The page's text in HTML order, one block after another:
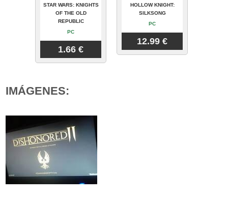
STAR WARS: KNIGHTS
OF THE OLD
REPUBLIC
PC
1.66 €
HOLLOW KNIGHT:
SILKSONG
PC
12.99 €
IMÁGENES: